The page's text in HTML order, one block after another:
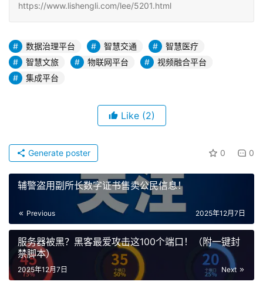
https://www.lishengli.com/lee/5201.html
数据治理平台 智慧交通
智慧医疗
智慧文旅
物联网平台
视频融合平台
集成平台
Like (2)
0 0
Generate poster
辅警盗用副所长数字证书售卖公民信息！
Previous 2025年12月7日
服务器被黑？黑客最爱攻击这100个端口！（附一键封
禁脚本）
Next
2025年12月7日